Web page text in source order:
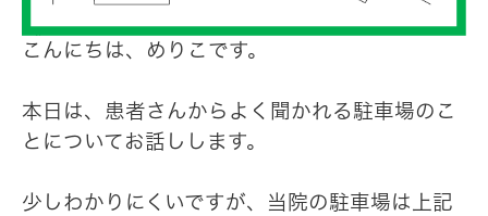
こんにちは、めりこです。
本日は、患者さんからよく聞かれる駐車場のこ
とについてお話しします。
少しわかりにくいですが、当院の駐車場は上記